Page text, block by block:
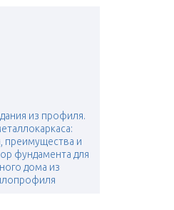
из профиля.
преимущества и
фундамента для
дома из